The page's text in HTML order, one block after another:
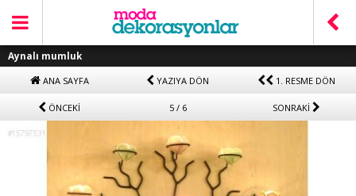
Aynalı mumluk
ANA SAYFA YAZIYA DÖN 1. RESME DÖN
ÖNCEKİ 5 / 6 SONRAKİ